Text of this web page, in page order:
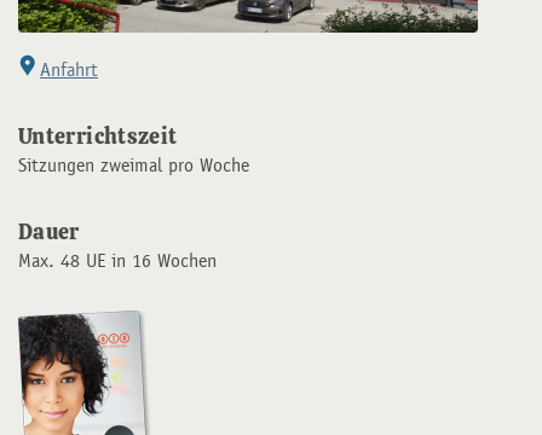
Anfahrt
Unterrichtszeit
Sitzungen zweimal pro Woche
Dauer
Max. 48 UE in 16 Wochen